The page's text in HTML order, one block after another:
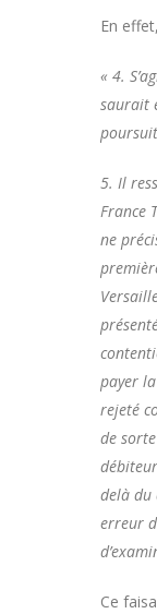
En
« 4.
saurait
5. Il
France
ne
payer
rejeté
de
delà du
erreur
Ce